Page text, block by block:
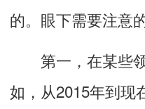
的。眼下需要注意
第一，在某些领
如，从2015年到现